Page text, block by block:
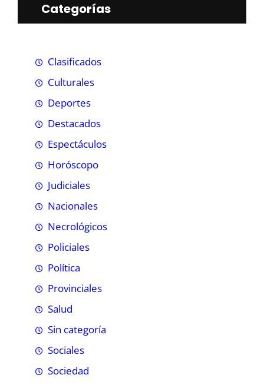
Categorías
Clasificados
Culturales
Deportes
Destacados
Espectáculos
Horóscopo
Judiciales
Nacionales
Necrológicos
Policiales
Política
Provinciales
Salud
Sin categoría
Sociales
Sociedad